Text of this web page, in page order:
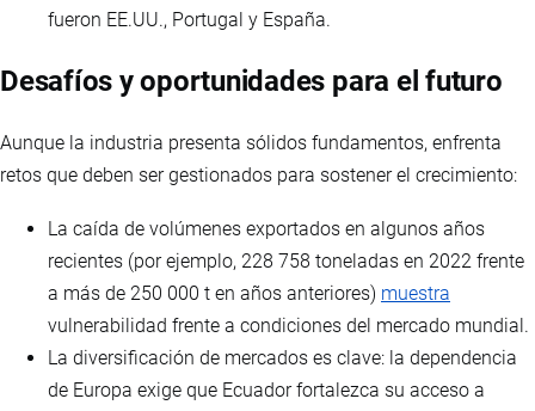
fueron EE.UU., Portugal y España.
Desafíos y oportunidades para el futuro
Aunque la industria presenta sólidos fundamentos, enfrenta
retos que deben ser gestionados para sostener el crecimiento:
La caída de volúmenes exportados en algunos años
recientes (por ejemplo, 228 758 toneladas en 2022 frente
a más de 250 000 t en años anteriores) muestra
vulnerabilidad frente a condiciones del mercado mundial.
La diversificación de mercados es clave: la dependencia
de Europa exige que Ecuador fortalezca su acceso a